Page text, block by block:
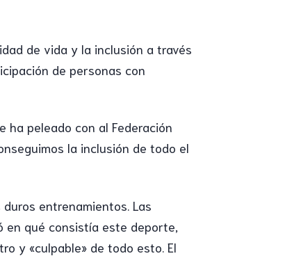
de vida y la inclusión a través
de personas con
ha peleado con al Federación
la inclusión de todo el
entrenamientos. Las
en qué consistía este deporte,
y «culpable» de todo esto. El